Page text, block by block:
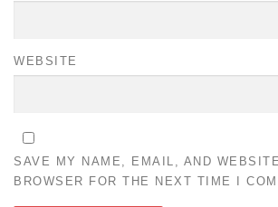
WEBSITE
SAVE MY NAME, EMAIL, AND
BROWSER FOR THE NEXT TIME I